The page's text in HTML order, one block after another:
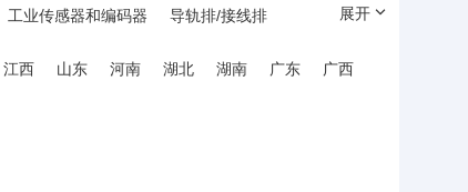
工业传感器和编码器
导轨排/接线排
信号与控制产品
人机界面及工控机
展开
江西 山东 河南 湖北 湖南 广东
广西